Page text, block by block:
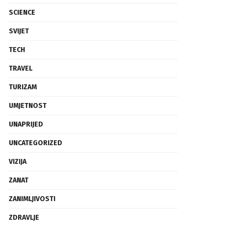
SCIENCE
SVIJET
TECH
TRAVEL
TURIZAM
UMJETNOST
UNAPRIJED
UNCATEGORIZED
VIZIJA
ZANAT
ZANIMLJIVOSTI
ZDRAVLJE